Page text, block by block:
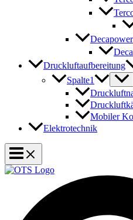
Decapower
Druckluftaufbereitung
Spalte1
Mobiler
Elektrotechnik